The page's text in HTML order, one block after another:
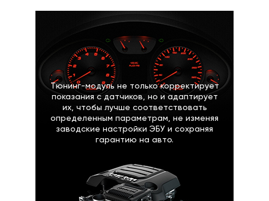
Тюнинг-модуль не только корректирует
показания с датчиков, но и адаптирует
их, чтобы лучше соответствовать
определенным параметрам, не изменяя
заводские настройки ЭБУ и сохраняя
гарантию на авто.